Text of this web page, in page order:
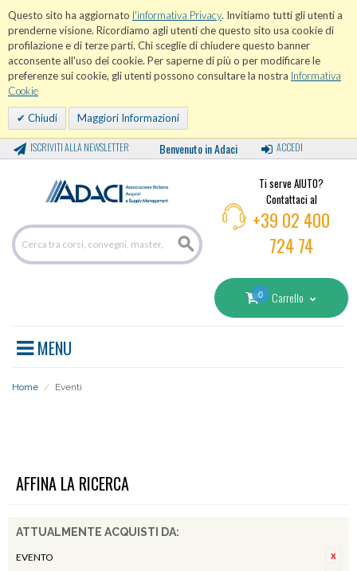
Questo sito ha aggiornato l'informativa Privacy. Invitiamo tutti gli utenti a
prenderne visione. Ricordiamo agli utenti che questo sito usa cookie di
profilazione e di terze parti. Chi sceglie di chiudere questo banner
acconsente all'uso dei cookie. Per saperne di più o per modificare le
preferenze sui cookie, gli utenti possono consultare la nostra Informativa
Cookie
Chiudi Maggiori Informazioni
ISCRIVITI ALLA NEWSLETTER Benvenuto in Adaci ACCEDI
Ti serve AIUTO?
Contattaci al
+39 02 400
724 74
0 Carrello
MENU
Home / Eventi
AFFINA LA RICERCA
ATTUALMENTE ACQUISTI DA:
EVENTO